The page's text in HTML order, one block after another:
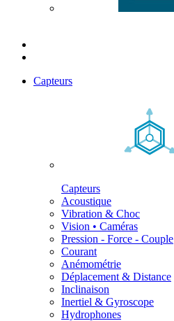
Capteurs
Capteurs
Acoustique
Vibration & Choc
Vision • Caméras
Pression - Force - Couple
Courant
Anémométrie
Déplacement & Distance
Inclinaison
Inertiel & Gyroscope
Hydrophones